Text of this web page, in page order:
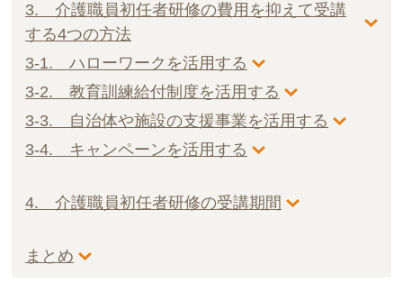
3. 介護職員初任者研修の費用を抑えて受講
する4つの方法
3-1. ハローワークを活用する
3-2. 教育訓練給付制度を活用する
3-3. 自治体や施設の支援事業を活用する
3-4. キャンペーンを活用する
4. 介護職員初任者研修の受講期間
まとめ